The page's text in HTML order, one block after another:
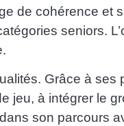
de cohérence et
seniors.
Grâce à ses
jeu, à intégrer le
son parcours